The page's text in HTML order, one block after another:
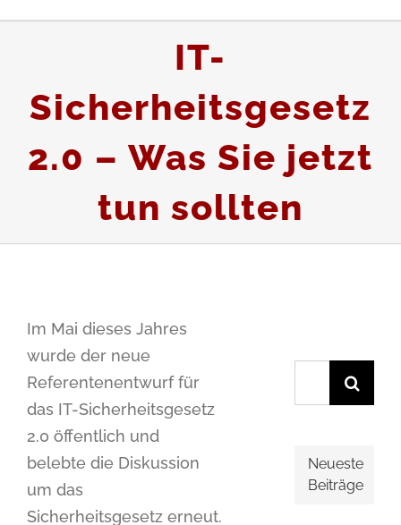
IT-
Sicherheitsgesetz
2.0 – Was Sie jetzt
tun sollten
Im Mai dieses Jahres
wurde der neue
Referentenentwurf für
das IT-Sicherheitsgesetz
2.0 öffentlich und
belebte die Diskussion
um das
Sicherheitsgesetz erneut.
Neueste
Beiträge